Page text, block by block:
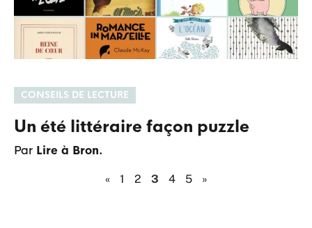
CONSEILS DE LECTURE
Un été littéraire façon puzzle
Par Lire à Bron.
« 1 2 3 4 5 »